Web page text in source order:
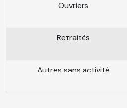
Ouvriers
Retraités
Autres sans activité